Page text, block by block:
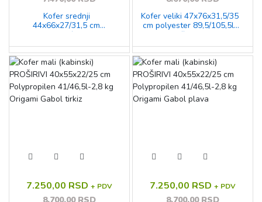
Kofer srednji
44x66x27/31,5 cm
polyester 66,6/76,9l-2,8 kg
2 točka Orbit Gabol crna
Kofer veliki 47x76x31,5/35
cm polyester 89,5/105,5l-
3,2 kg 2 točka Orbit Gabol
plava
7.250,00 RSD + PDV 7.250,00 RSD + PDV